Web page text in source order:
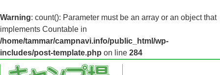
Warning: count(): Parameter must be an array or an object that
implements Countable in
/home/tammar/campnavi.info/public_html/wp-
includes/post-template.php on line 284